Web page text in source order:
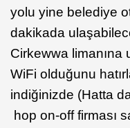
yolu yine belediye
dakikada
Cirkewwa limanına
WiFi olduğunu
indiğinizde (Hatta
hop on-off firması